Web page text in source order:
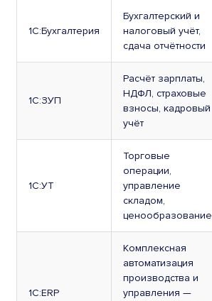
1С:Бухгалтерия
Бухгалтерский и
налоговый учёт,
сдача отчётности
1С:ЗУП
Расчёт зарплаты,
НДФЛ, страховые
взносы, кадровый
учёт
1С:УТ
Торговые
операции,
управление
складом,
ценообразование
1С:ERP
Комплексная
автоматизация
производства и
управления —